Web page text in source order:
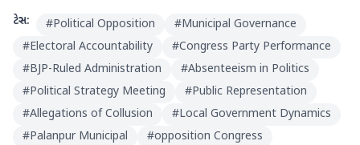
ટેગ્સ: #Political Opposition #Municipal Governance
#Electoral Accountability #Congress Party Performance
#BJP-Ruled Administration #Absenteeism in Politics
#Political Strategy Meeting #Public Representation
#Allegations of Collusion #Local Government Dynamics
#Palanpur Municipal #opposition Congress